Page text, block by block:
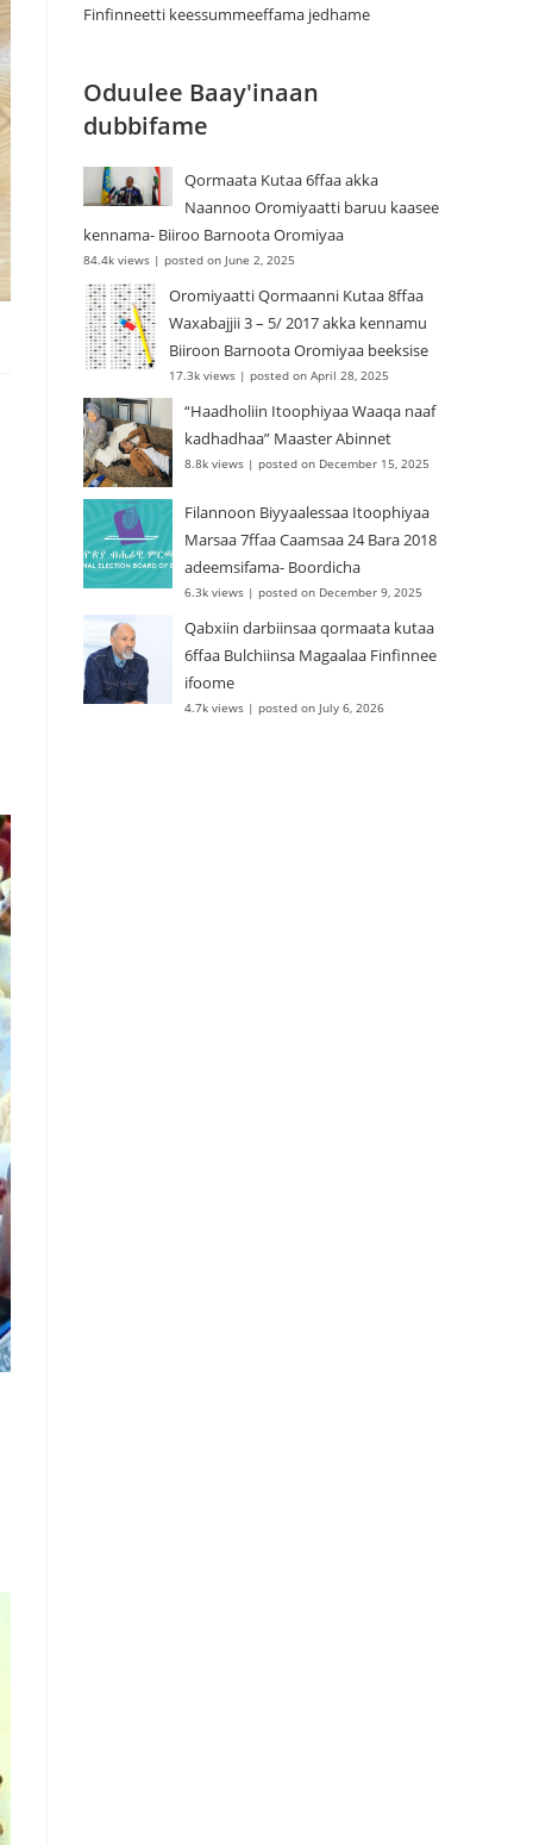
Finfinneetti keessummeeffama jedhame
Oduulee Baay'inaan
dubbifame
Qormaata Kutaa 6ffaa akka
Naannoo Oromiyaatti baruu kaasee
kennama- Biiroo Barnoota Oromiyaa
84.4k views | posted on June 2, 2025
Oromiyaatti Qormaanni Kutaa 8ffaa
Waxabajjii 3 – 5/ 2017 akka kennamu
Biiroon Barnoota Oromiyaa beeksise
17.3k views | posted on April 28, 2025
“Haadholiin Itoophiyaa Waaqa naaf
kadhadhaa” Maaster Abinnet
8.8k views | posted on December 15, 2025
Filannoon Biyyaalessaa Itoophiyaa
Marsaa 7ffaa Caamsaa 24 Bara 2018
adeemsifama- Boordicha
6.3k views | posted on December 9, 2025
Qabxiin darbiinsaa qormaata kutaa
6ffaa Bulchiinsa Magaalaa Finfinnee
ifoome
4.7k views | posted on July 6, 2026